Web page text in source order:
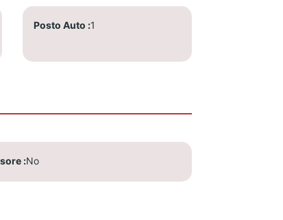
Posto Auto 1
No